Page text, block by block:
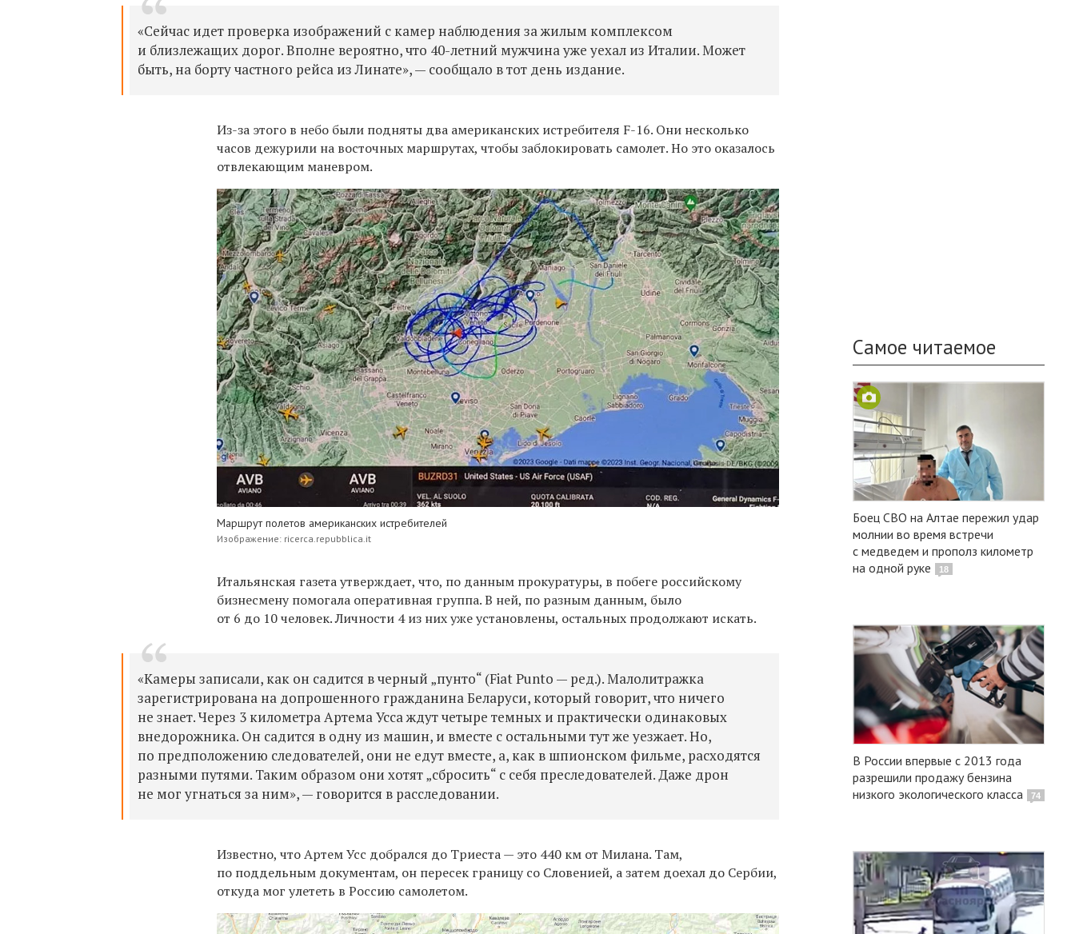
«Сейчас идет проверка изображений с камер наблюдения за жилым комплексом
и близлежащих дорог. Вполне вероятно, что 40-летний мужчина уже уехал из Италии. Может
быть, на борту частного рейса из Линате», — сообщало в тот день издание.
Из-за этого в небо были подняты два американских истребителя F-16. Они несколько
часов дежурили на восточных маршрутах, чтобы заблокировать самолет. Но это оказалось
отвлекающим маневром.
Маршрут полетов американских истребителей
Изображение: ricerca.repubblica.it
Итальянская газета утверждает, что, по данным прокуратуры, в побеге российскому
бизнесмену помогала оперативная группа. В ней, по разным данным, было
от 6 до 10 человек. Личности 4 из них уже установлены, остальных продолжают искать.
«Камеры записали, как он садится в черный „пунто“ (Fiat Punto — ред.). Малолитражка
зарегистрирована на допрошенного гражданина Беларуси, который говорит, что ничего
не знает. Через 3 километра Артема Усса ждут четыре темных и практически одинаковых
внедорожника. Он садится в одну из машин, и вместе с остальными тут же уезжает. Но,
по предположению следователей, они не едут вместе, а, как в шпионском фильме, расходятся
разными путями. Таким образом они хотят „сбросить“ с себя преследователей. Даже дрон
не мог угнаться за ним», — говорится в расследовании.
Известно, что АртемУсс добрался до Триеста — это 440 км от Милана. Там,
по поддельным документам, он пересек границу со Словенией, а затем доехал до Сербии,
откуда мог улететь в Россию самолетом.
Самое читаемое
Боец СВО на Алтае пережил удар
молнии во время встречи
с медведем и прополз километр
на одной руке
18
В России впервые с 2013 года
разрешили продажу бензина
низкого экологического класса
74